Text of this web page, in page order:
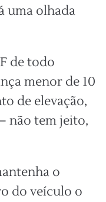
uma olhada
de todo
menor de 10
de elevação,
não tem jeito,
o
do veículo o